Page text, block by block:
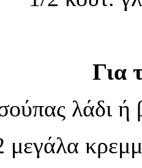
Για
λάδι ή
μεγάλα